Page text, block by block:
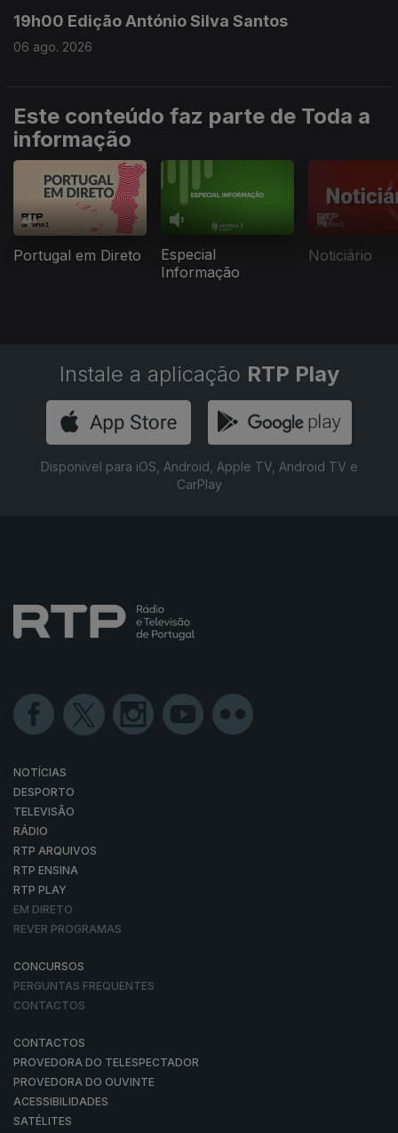
19h00 Edição António Silva Santos
06 ago. 2026
Este conteúdo faz parte de Toda a
informação
Portugal em Direto
Especial
Informação
Noticiário
Instale a aplicação RTP Play
Disponível para iOS, Android, Apple TV, Android TV e
CarPlay
NOTÍCIAS
DESPORTO
TELEVISÃO
RÁDIO
RTP ARQUIVOS
RTP ENSINA
RTP PLAY
EM DIRETO
REVER PROGRAMAS
CONCURSOS
PERGUNTAS FREQUENTES
CONTACTOS
CONTACTOS
PROVEDORA DO TELESPECTADOR
PROVEDORA DO OUVINTE
ACESSIBILIDADES
SATÉLITES